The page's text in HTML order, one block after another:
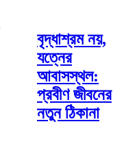
বৃদ্ধাশ্রম নয়,
যত্নের
আবাসস্থল:
প্রবীণ জীবনের
নতুন ঠিকানা